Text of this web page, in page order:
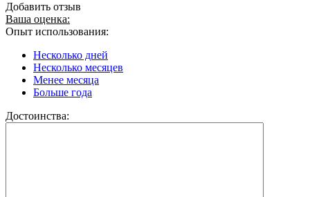
Добавить отзыв
Ваша оценка:
Опыт использования:
Несколько дней
Несколько месяцев
Менее месяца
Больше года
Достоинства: